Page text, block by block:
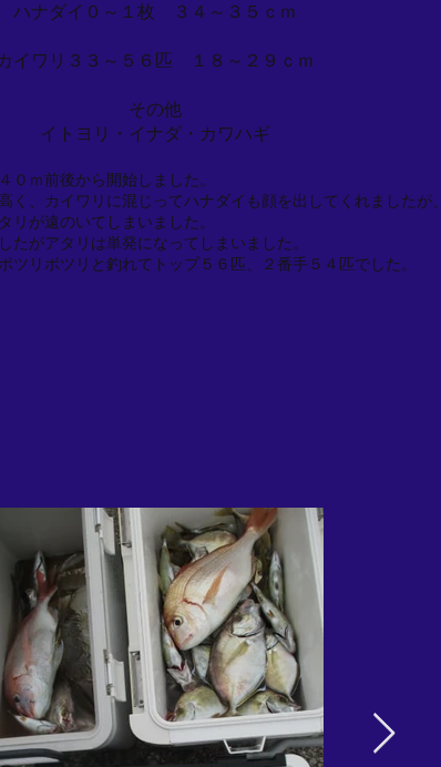
ハナダイ０～１枚 ３４～３５ｃｍ
イワリ３３～５６匹 １８～２９ｃｍ
その他
イトヨリ・イナダ・カワハギ
０ｍ前後から開始しました。
く、カイワリに混じってハナダイも顔を出してくれましたが、
リが遠のいてしまいました。
たがアタリは単発になってしまいました。
ツリポツリと釣れてトップ５６匹、２番手５４匹でした。